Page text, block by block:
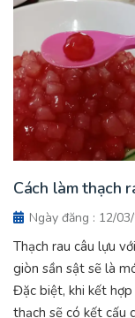
Cách làm thạch
Ngày đăng : 12/
Thạch rau câu lựu
giòn sần sật sẽ là
Đặc biệt, khi kết
thạch sẽ có kết cấu